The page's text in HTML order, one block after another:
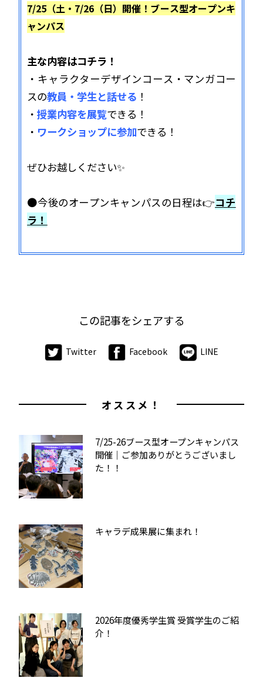
7/25（土・7/26（日） 開催！ ブース型オープンキ
ャンパス
主な内容はコチラ！
・キャラクターデザインコース・マンガコー
スの教員・学生と話せる ！
・授業内容を展覧できる！
・ ワークショップに参加できる！
ぜひお越しください✨
●今後のオープンキャンパスの日程は👉コチ
ラ！
この記事をシェアする
Twitter Facebook LINE
オススメ！
7/25-26ブース型オープンキャンパス
開催｜ご参加ありがとうございまし
た！！
キャラデ成果展に集まれ！
2026年度優秀学生賞 受賞学生のご紹
介！